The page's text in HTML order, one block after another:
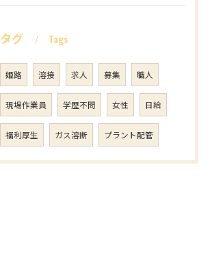
タグ Tags
姫路 溶接 求人 募集 職人
現場作業員 学歴不問 女性 日給
福利厚生 ガス溶断 プラント配管